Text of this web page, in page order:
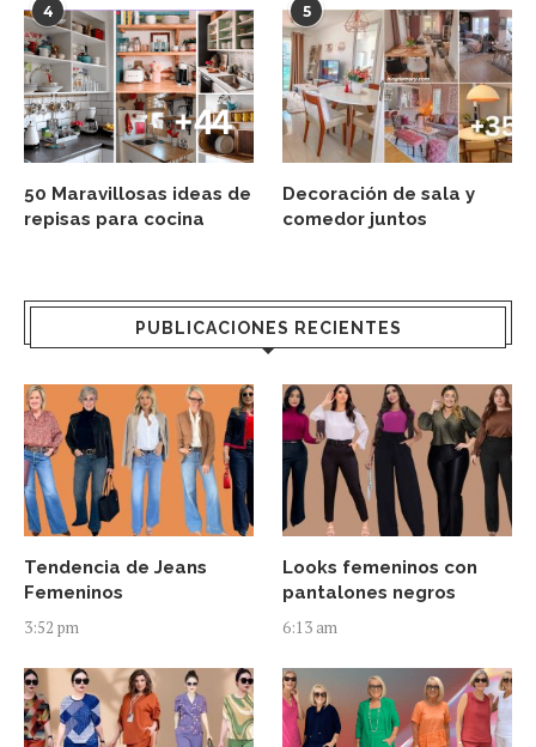
4
50 Maravillosas ideas de
repisas para cocina
5
Decoración de sala y
comedor juntos
PUBLICACIONES RECIENTES
Tendencia de Jeans
Femeninos
3:52 pm
Looks femeninos con
pantalones negros
6:13 am